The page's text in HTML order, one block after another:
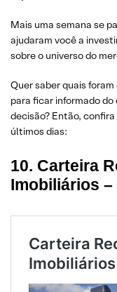
3. É possível
fundos mútuos de
2. Como declarar
1. Imposto de
declaração do IR
Mais uma semana se
ajudaram você a
sobre o universo do
Quer saber quais
para ficar informado
decisão? Então,
últimos dias:
10. Carteira
Imobiliários –